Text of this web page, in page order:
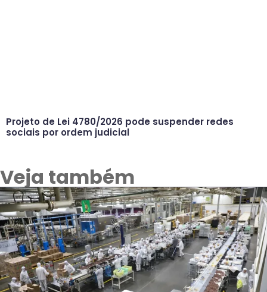
Projeto de Lei 4780/2026 pode suspender redes
sociais por ordem judicial
Veja também